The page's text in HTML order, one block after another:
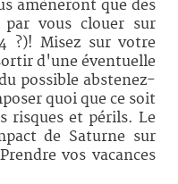
amèneront que des
vous clouer sur
?)! Misez sur votre
d'une éventuelle
possible abstenez-
quoi que ce soit
risques et périls. Le
de Saturne sur
vos vacances